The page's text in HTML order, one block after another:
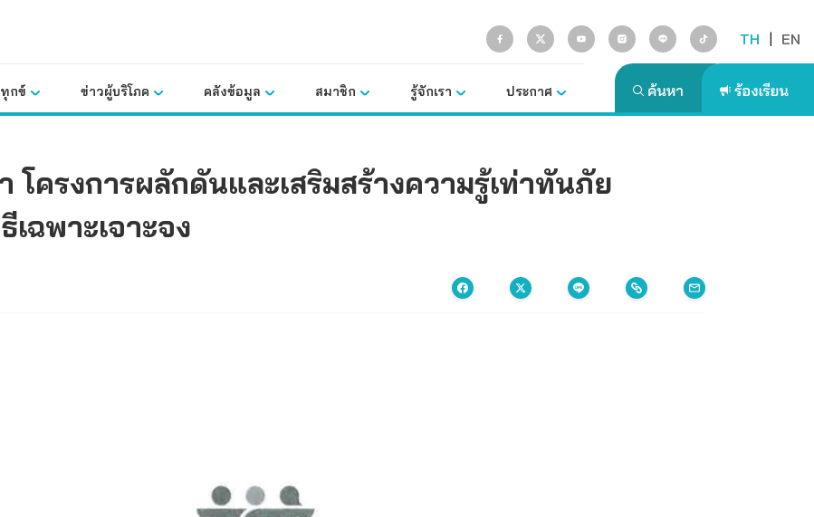
TH | EN
กข์ ข่าวผู้บริโภค คลังข้อมูล สมาชิก รู้จักเรา ประกาศ
โครงการผลักดันและเสริมสร้างความรู้เท่าทันภัย
ฉพาะเจาะจง